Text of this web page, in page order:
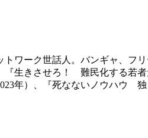
トワーク世話人。バンギャ、フ
『生きさせろ！ 難民化する若
年）、『死なないノウハウ